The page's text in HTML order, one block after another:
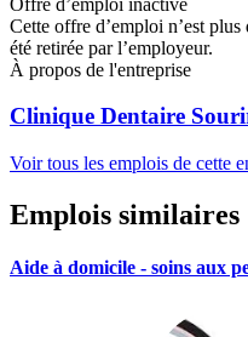
Cette offre d’emploi n’est
été retirée par l’employeur.
À propos de l'entreprise
Clinique Dentaire
Voir tous les emplois de cette
Emplois similaires
Aide à domicile - soins aux